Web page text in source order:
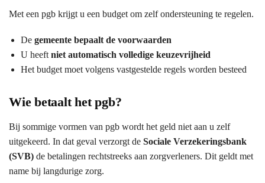
Met een pgb krijgt u een budget om zelf ondersteuning te regelen.
De gemeente bepaalt de voorwaarden
U heeft niet automatisch volledige keuzevrijheid
Het budget moet volgens vastgestelde regels worden besteed
Wie betaalt het pgb?
Bij sommige vormen van pgb wordt het geld niet aan u zelf
uitgekeerd. In dat geval verzorgt de Sociale Verzekeringsbank
(SVB) de betalingen rechtstreeks aan zorgverleners. Dit geldt met
name bij langdurige zorg.